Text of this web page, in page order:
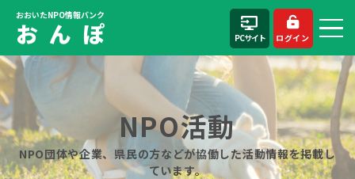
おおいたNPO情報バンク
お ん ぽ PCサイト ログイン
NPO活動
NPO団体や企業、県民の方などが協働した活動情報を掲載し
ています。